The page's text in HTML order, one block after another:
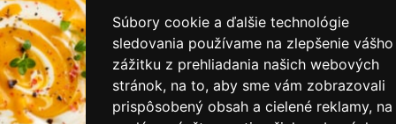
Súbory cookie a ďalšie technológie
sledovania používame na zlepšenie vášho
zážitku z prehliadania našich webových
stránok, na to, aby sme vám zobrazovali
prispôsobený obsah a cielené reklamy, na
KONTAKTUJTE NÁS
PRIHLÁSIŤ SA DO ZÁKAZNÍCKEJ ZÓNY